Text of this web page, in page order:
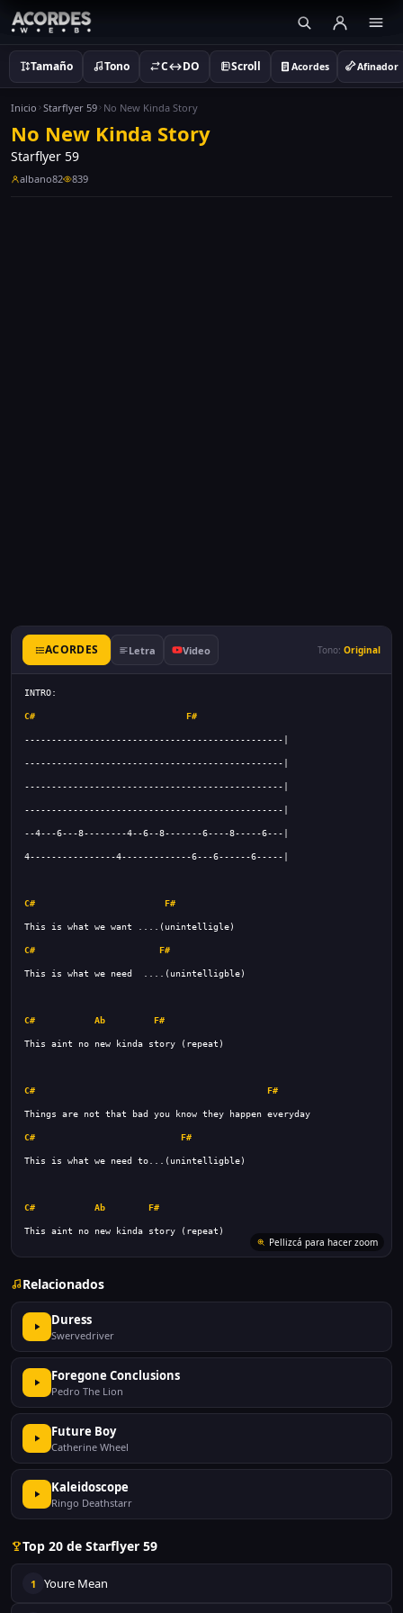
Tamaño Tono C↔DO Scroll Acordes Afinador
Inicio Starflyer 59 No New Kinda Story
No New Kinda Story
Starflyer 59
albano82 839
ACORDES Letra Video Tono: Original
C# F#
C# F#
C# F#
C# Ab F#
C# F#
C# F#
C# Ab F#
This aint no new kinda story (repeat)
Pellizcá para hacer zoom
Relacionados
Duress
Swervedriver
Foregone Conclusions
Pedro The Lion
Future Boy
Catherine Wheel
Kaleidoscope
Ringo Deathstarr
Top 20 de Starflyer 59
1 Youre Mean